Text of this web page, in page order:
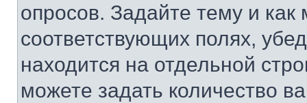
опросов. Задайте тему и
соответствующих полях,
находится на отдельной
можете задать количество